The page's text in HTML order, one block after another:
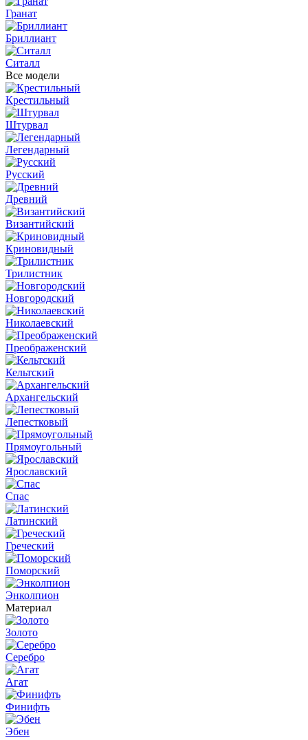
Гранат
Бриллиант
Ситалл
Все модели
Крестильный
Штурвал
Легендарный
Русский
Древний
Византийский
Криновидный
Трилистник
Новгородский
Николаевский
Преображенский
Кельтский
Архангельский
Лепестковый
Прямоугольный
Ярославский
Спас
Латинский
Греческий
Поморский
Энколпион
Материал
Золото
Серебро
Агат
Финифть
Эбен